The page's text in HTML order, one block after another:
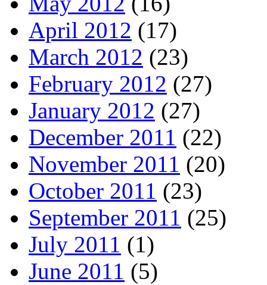
April 2012 (17)
March 2012 (23)
February 2012 (27)
January 2012 (27)
December 2011 (22)
November 2011 (20)
October 2011 (23)
September 2011 (25)
July 2011 (1)
June 2011 (5)